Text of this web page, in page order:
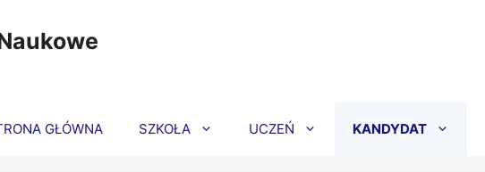
GŁÓWNA SZKOŁA UCZEŃ KANDYDAT